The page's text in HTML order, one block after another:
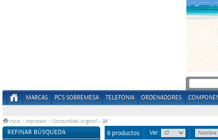
MARCAS PC'S SOBREMESA TELEFONIA ORDENADORES
Inicio > Impresion » Consumibles original» 3d
REFINAR BÚSQUEDA
6 productos Ver: